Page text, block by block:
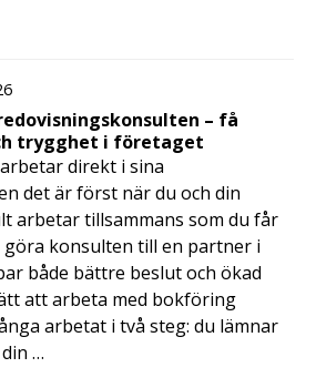
– få
trygghet i företaget
direkt i sina
det är först när du och din
arbetar tillsammans som du får
konsulten till en partner i
både bättre beslut och ökad
att arbeta med bokföring
arbetat i två steg: du lämnar
…